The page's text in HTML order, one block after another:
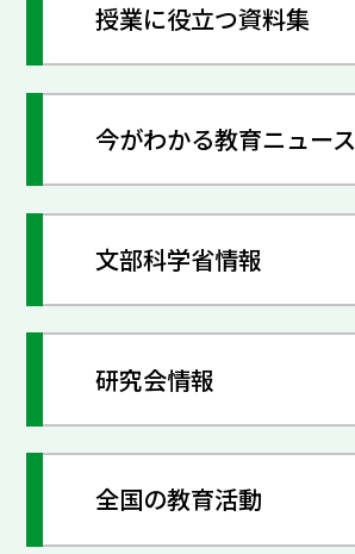
授業に役立つ資料集
今がわかる教育ニュース
文部科学省情報
研究会情報
全国の教育活動